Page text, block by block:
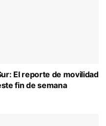
El reporte de movilidad
fin de semana